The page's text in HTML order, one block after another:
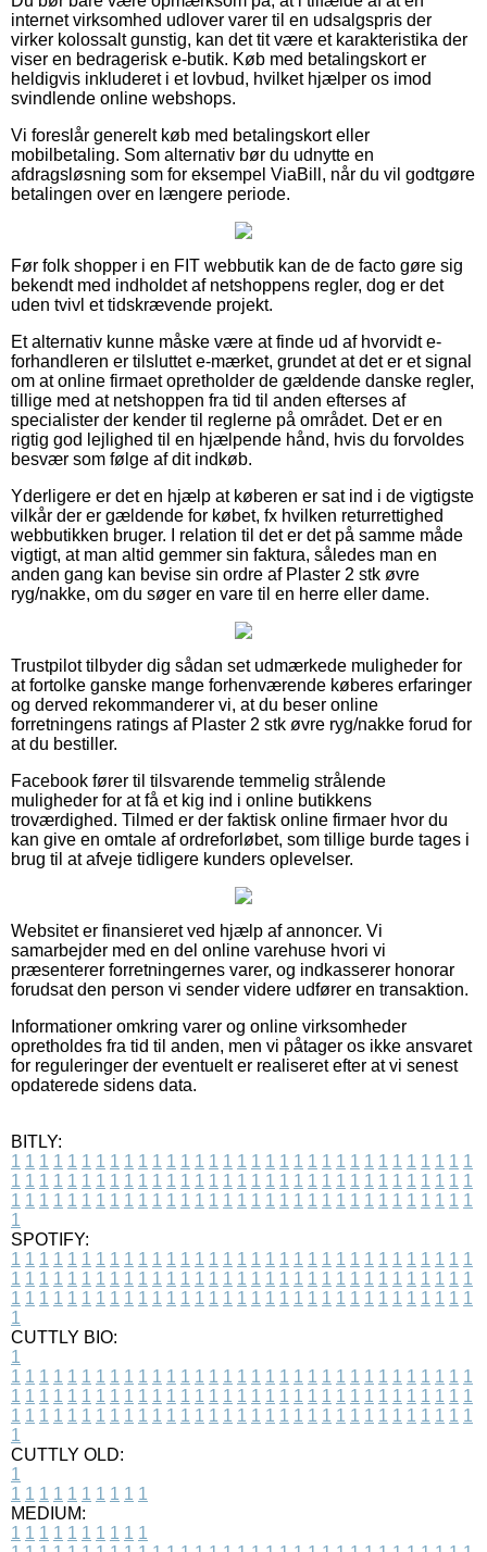
internet virksomhed udlover varer til en udsalgspris der
virker kolossalt gunstig, kan det tit være et karakteristika der
viser en bedragerisk e-butik. Køb med betalingskort er
heldigvis inkluderet i et lovbud, hvilket hjælper os imod
svindlende online webshops.
Vi foreslår generelt køb med betalingskort eller
mobilbetaling. Som alternativ bør du udnytte en
afdragsløsning som for eksempel ViaBill, når du vil godtgøre
betalingen over en længere periode.
Før folk shopper i en FIT webbutik kan de de facto gøre sig
bekendt med indholdet af netshoppens regler, dog er det
uden tvivl et tidskrævende projekt.
Et alternativ kunne måske være at finde ud af hvorvidt e-
forhandleren er tilsluttet e-mærket, grundet at det er et signal
om at online firmaet opretholder de gældende danske regler,
tillige med at netshoppen fra tid til anden efterses af
specialister der kender til reglerne på området. Det er en
rigtig god lejlighed til en hjælpende hånd, hvis du forvoldes
besvær som følge af dit indkøb.
Yderligere er det en hjælp at køberen er sat ind i de vigtigste
vilkår der er gældende for købet, fx hvilken returrettighed
webbutikken bruger. I relation til det er det på samme måde
vigtigt, at man altid gemmer sin faktura, således man en
anden gang kan bevise sin ordre af Plaster 2 stk øvre
ryg/nakke, om du søger en vare til en herre eller dame.
Trustpilot tilbyder dig sådan set udmærkede muligheder for
at fortolke ganske mange forhenværende køberes erfaringer
og derved rekommanderer vi, at du beser online
forretningens ratings af Plaster 2 stk øvre ryg/nakke forud for
at du bestiller.
Facebook fører til tilsvarende temmelig strålende
muligheder for at få et kig ind i online butikkens
troværdighed. Tilmed er der faktisk online firmaer hvor du
kan give en omtale af ordreforløbet, som tillige burde tages i
brug til at afveje tidligere kunders oplevelser.
Websitet er finansieret ved hjælp af annoncer. Vi
samarbejder med en del online varehuse hvori vi
præsenterer forretningernes varer, og indkasserer honorar
forudsat den person vi sender videre udfører en transaktion.
Informationer omkring varer og online virksomheder
opretholdes fra tid til anden, men vi påtager os ikke ansvaret
for reguleringer der eventuelt er realiseret efter at vi senest
opdaterede sidens data.
BITLY:
1 1 1 1 1 1 1 1 1 1 1 1 1 1 1 1 1 1 1 1 1 1 1 1 1 1 1 1 1 1 1 1 1
1 1 1 1 1 1 1 1 1 1 1 1 1 1 1 1 1 1 1 1 1 1 1 1 1 1 1 1 1 1 1 1 1
1 1 1 1 1 1 1 1 1 1 1 1 1 1 1 1 1 1 1 1 1 1 1 1 1 1 1 1 1 1 1 1 1
1
SPOTIFY:
1 1 1 1 1 1 1 1 1 1 1 1 1 1 1 1 1 1 1 1 1 1 1 1 1 1 1 1 1 1 1 1 1
1 1 1 1 1 1 1 1 1 1 1 1 1 1 1 1 1 1 1 1 1 1 1 1 1 1 1 1 1 1 1 1 1
1 1 1 1 1 1 1 1 1 1 1 1 1 1 1 1 1 1 1 1 1 1 1 1 1 1 1 1 1 1 1 1 1
1
CUTTLY BIO:
1
1 1 1 1 1 1 1 1 1 1 1 1 1 1 1 1 1 1 1 1 1 1 1 1 1 1 1 1 1 1 1 1 1
1 1 1 1 1 1 1 1 1 1 1 1 1 1 1 1 1 1 1 1 1 1 1 1 1 1 1 1 1 1 1 1 1
1 1 1 1 1 1 1 1 1 1 1 1 1 1 1 1 1 1 1 1 1 1 1 1 1 1 1 1 1 1 1 1 1
1
CUTTLY OLD:
1
1 1 1 1 1 1 1 1 1 1
MEDIUM:
1 1 1 1 1 1 1 1 1 1